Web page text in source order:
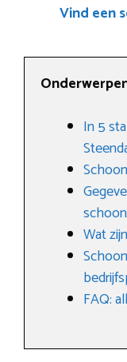
Vind een
In 5
Wat
FAQ: